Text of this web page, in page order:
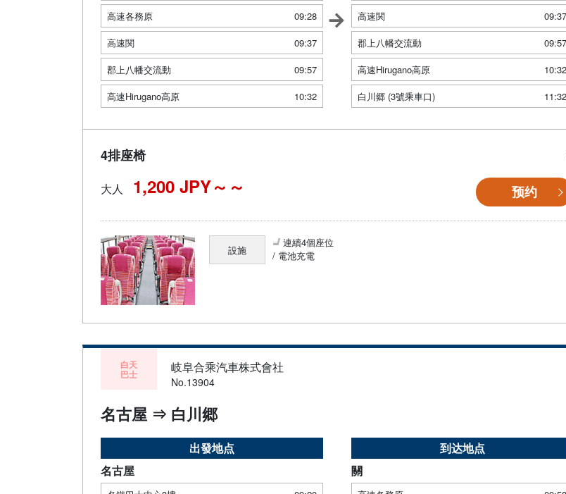
高速各務原
09:28
高速関
09:37
郡上八幡交流動
09:57
高速Hirugano高原
10:32
高速関
09:37
郡上八幡交流動
09:57
高速Hirugano高原
10:32
白川郷 (3號乘車口)
11:32
4排座椅
大人 1,200 JPY～ 预约
設施
連續4個座位
/ 電池充電
白天
巴士 岐阜合乘汽車株式會社
No.13904
名古屋 ⇒ 白川郷
出發地点
名古屋
到达地点
關